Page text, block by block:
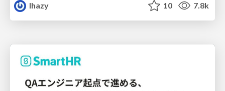
lhazy
10 7.8k